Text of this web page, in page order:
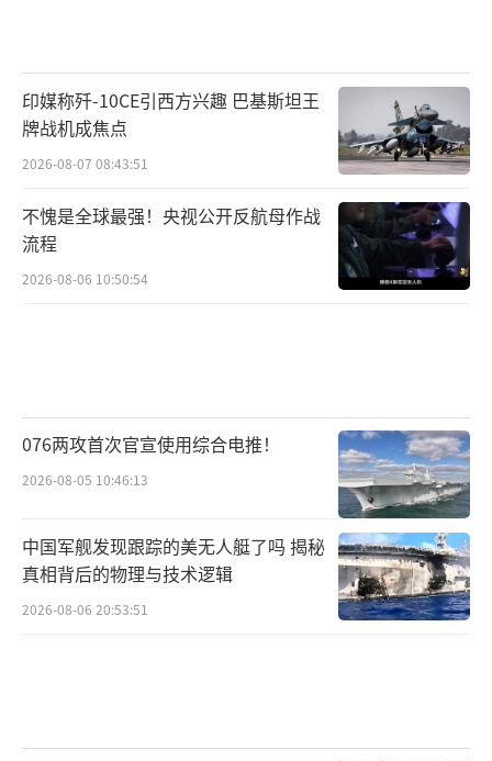
印媒称歼-10CE引西方兴趣 巴基斯坦王
牌战机成焦点
2026-08-07 08:43:51
不愧是全球最强！央视公开反航母作战
流程
2026-08-06 10:50:54
076两攻首次官宣使用综合电推！
2026-08-05 10:46:13
中国军舰发现跟踪的美无人艇了吗 揭秘
真相背后的物理与技术逻辑
2026-08-06 20:53:51